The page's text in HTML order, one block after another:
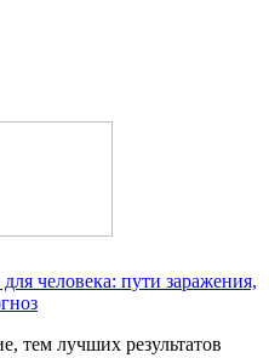
человека: пути заражения,
тем лучших результатов